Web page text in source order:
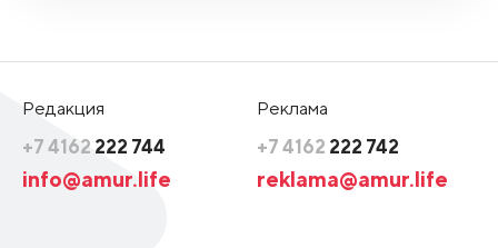
Редакция
+7 4162 222 744
info@amur.life
Реклама
+7 4162 222 742
reklama@amur.life